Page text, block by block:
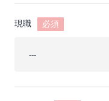
現職 必須